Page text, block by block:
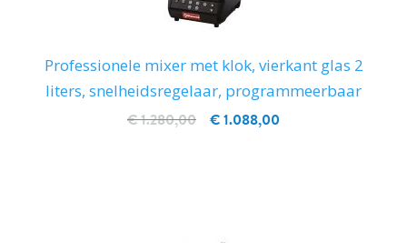
Professionele mixer met klok, vierkant glas 2
liters, snelheidsregelaar, programmeerbaar
€ 1.088,00
€ 1.280,00